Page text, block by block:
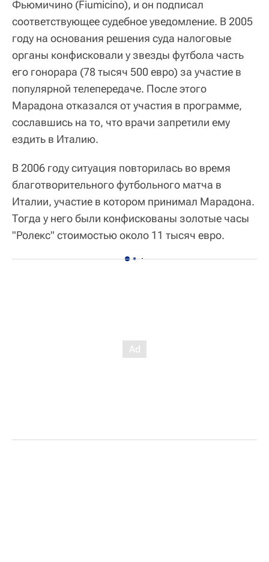
Фьюмичино (Fiumicino), и он подписал
соответствующее судебное уведомление. В 2005
году на основания решения суда налоговые
органы конфисковали у звезды футбола часть
его гонорара (78 тысяч 500 евро) за участие в
популярной телепередаче. После этого
Марадона отказался от участия в программе,
сославшись на то, что врачи запретили ему
ездить в Италию.
В 2006 году ситуация повторилась во время
благотворительного футбольного матча в
Италии, участие в котором принимал Марадона.
Тогда у него были конфискованы золотые часы
"Ролекс" стоимостью около 11 тысяч евро.